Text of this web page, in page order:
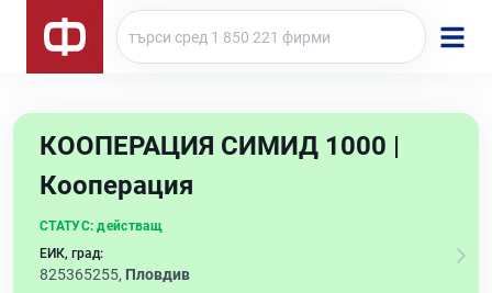
КООПЕРАЦИЯ СИМИД 1000 |
Кооперация
СТАТУС: действащ
ЕИК, град:
825365255, Пловдив